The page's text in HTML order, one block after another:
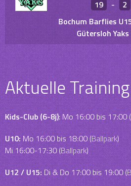
19 -
2
Bochum Barflies
Gütersloh Yaks
Aktuelle Training
Kids-Club (6-8j): Mo 16:00 bis 17:00 (
U10:Mo 16:00 bis 18:00 (Ballpark)
Mi 16:00-17:30 (Ballpark)
U12 / U15: Di & Do 17:00 bis 19:00 (